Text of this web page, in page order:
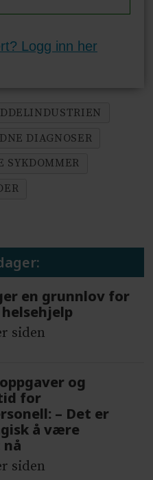
Logg inn her
DIAGNOSER
SYKDOMMER
en grunnlov for
siden
og
for
– Det er
å være
siden